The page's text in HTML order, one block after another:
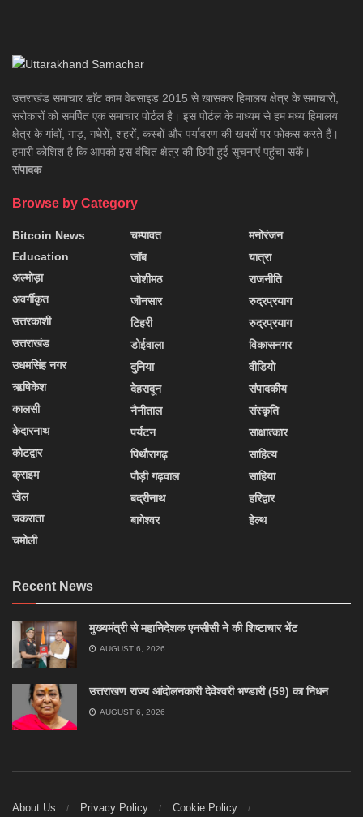
उत्तराखंड समाचार डाॅट काम वेबसाइड 2015 से खासकर हिमालय क्षेत्र के समाचारों,
सरोकारों को समर्पित एक समाचार पोर्टल है। इस पोर्टल के माध्यम से हम मध्य हिमालय
क्षेत्र के गांवों, गाड़, गधेरों, शहरों, कस्बों और पर्यावरण की खबरों पर फोकस करते हैं।
हमारी कोशिश है कि आपको इस वंचित क्षेत्र की छिपी हुई सूचनाएं पहुंचा सकें।
संपादक
Browse by Category
Bitcoin News
Education
अल्मोड़ा
अवर्गीकृत
उत्तरकाशी
उत्तराखंड
उधमसिंह नगर
ऋषिकेश
कालसी
केदारनाथ
कोटद्वार
क्राइम
खेल
चकराता
चमोली
चम्पावत
जॉब
जोशीमठ
जौनसार
टिहरी
डोईवाला
दुनिया
देहरादून
नैनीताल
पर्यटन
पिथौरागढ़
पौड़ी गढ़वाल
बद्रीनाथ
बागेश्वर
मनोरंजन
यात्रा
राजनीति
रुद्रप्रयाग
रुद्रप्रयाग
विकासनगर
वीडियो
संपादकीय
संस्कृति
साक्षात्कार
साहित्य
साहिया
हरिद्वार
हेल्थ
Recent News
मुख्यमंत्री से महानिदेशक एनसीसी ने की शिष्टाचार भेंट
AUGUST 6, 2026
उत्तराखण राज्य आंदोलनकारी देवेश्वरी भण्डारी (59) का निधन
AUGUST 6, 2026
About Us Privacy Policy
Cookie Policy